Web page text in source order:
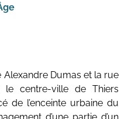
Alexandre Dumas et la rue
le centre-ville de Thiers
de l’enceinte urbaine du